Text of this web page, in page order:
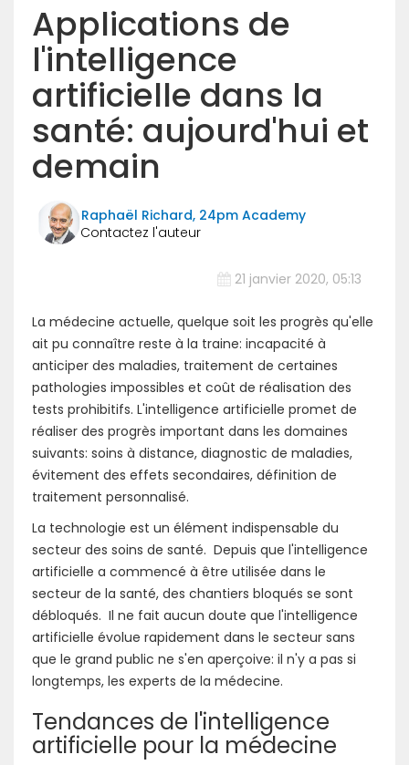
Applications de
l'intelligence
artificielle dans la
santé: aujourd'hui et
demain
Raphaël Richard, 24pm Academy
21 janvier 2020, 05:13
La médecine actuelle, quelque soit les progrès qu'elle
ait pu connaître reste à la traine: incapacité à
anticiper des maladies, traitement de certaines
pathologies impossibles et coût de réalisation des
tests prohibitifs. L'intelligence artificielle promet de
réaliser des progrès important dans les domaines
suivants: soins à distance, diagnostic de maladies,
évitement des effets secondaires, définition de
traitement personnalisé.
La technologie est un élément indispensable du
secteur des soins de santé. Depuis que l'intelligence
artificielle a commencé à être utilisée dans le
secteur de la santé, des chantiers bloqués se sont
débloqués. Il ne fait aucun doute que l'intelligence
artificielle évolue rapidement dans le secteur sans
que le grand public ne s'en aperçoive: il n'y a pas si
longtemps, les experts de la médecine.
Tendances de l'intelligence
artificielle pour la médecine